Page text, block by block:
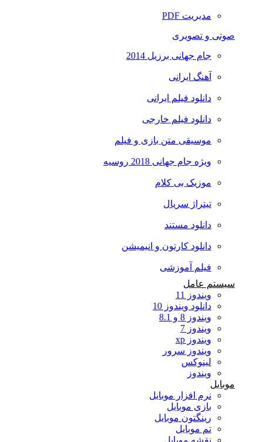
مدیریت PDF
صوتی و تصویری
جام جهانی برزیل 2014
آهنگ ایرانی
دانلود فیلم ایرانی
دانلود فیلم خارجی
موسیقی متن بازی و فیلم
ویژه جام جهانی 2018 روسیه
موزیک بی کلام
تیتراژ سریال
دانلود مستند
دانلود کارتون و انیمیشن
فیلم آموزشی
سیستم عامل
ویندوز 11
دانلود ویندوز 10
ویندوز 8 و 8.1
ویندوز 7
ویندوز xp
ویندوز سرور
لینوکس
ویندوز
نرم افزار موبایل
بازی موبایل
رینگتون موبایل
تم موبایل
نقشه موبایل